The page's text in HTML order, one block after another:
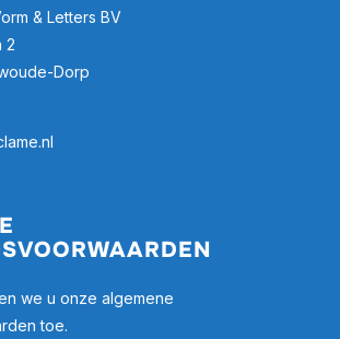
& Letters BV
2
Dorp
we u onze algemene
toe.